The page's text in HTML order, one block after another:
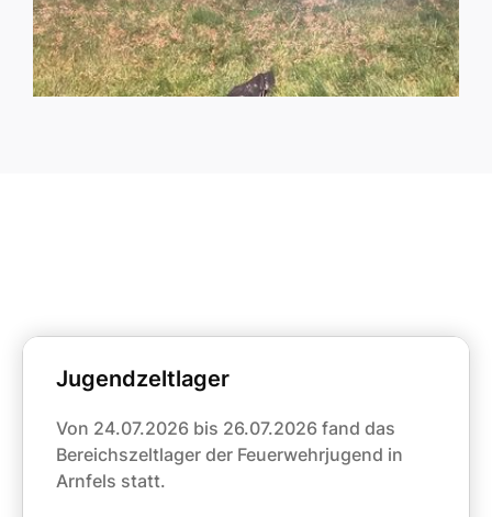
Jugendzeltlager
Von 24.07.2026 bis 26.07.2026 fand das
Bereichszeltlager der Feuerwehrjugend in
Arnfels statt.